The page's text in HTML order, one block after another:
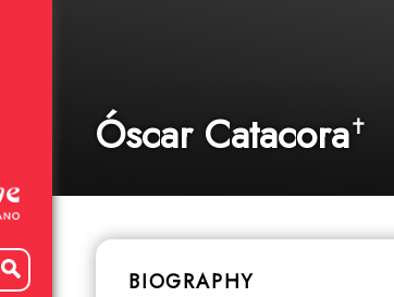
Óscar Catacora✝
BIOGRAPHY